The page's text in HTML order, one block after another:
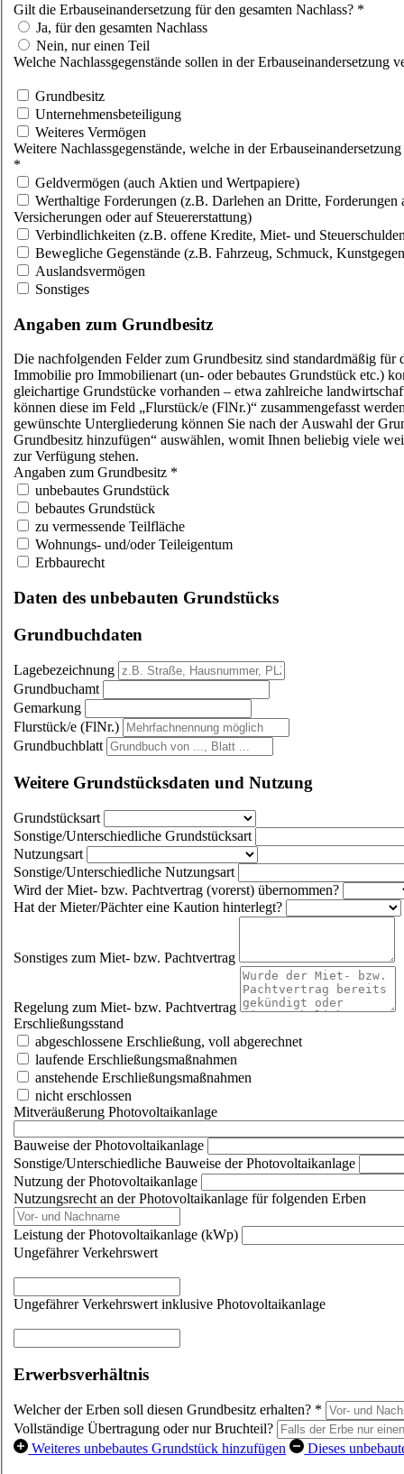
Gilt die Erbauseinandersetzung für den gesamten Nachlass? *
Ja, für den gesamten Nachlass
Nein, nur einen Teil
Welche Nachlassgegenstände sollen in der Erbauseinandersetzung
Grundbesitz
Unternehmensbeteiligung
Weiteres Vermögen
Weitere Nachlassgegenstände, welche in der
*
Geldvermögen (auch Aktien und Wertpapiere)
Werthaltige Forderungen (z.B. Darlehen an Dritte, Forderungen
Versicherungen oder auf Steuererstattung)
Verbindlichkeiten (z.B. offene Kredite, Miet- und
Bewegliche Gegenstände (z.B. Fahrzeug, Schmuck,
Auslandsvermögen
Sonstiges
Angaben zum Grundbesitz
Die nachfolgenden Felder zum Grundbesitz sind standardmäßig für
Immobilie pro Immobilienart (un- oder bebautes Grundstück etc.)
gleichartige Grundstücke vorhanden – etwa zahlreiche
können diese im Feld „Flurstück/e (FlNr.)“ zusammengefasst
gewünschte Untergliederung können Sie nach der Auswahl der
Grundbesitz hinzufügen“ auswählen, womit Ihnen beliebig viele
zur Verfügung stehen.
Angaben zum Grundbesitz *
unbebautes Grundstück
bebautes Grundstück
zu vermessende Teilfläche
Wohnungs- und/oder Teileigentum
Erbbaurecht
Daten des unbebauten Grundstücks
Grundbuchdaten
Lagebezeichnung
Grundbuchamt
Gemarkung
Flurstück/e (FlNr.)
Grundbuchblatt
Weitere Grundstücksdaten und Nutzung
Grundstücksart
Sonstige/Unterschiedliche Grundstücksart
Nutzungsart
Sonstige/Unterschiedliche Nutzungsart
Wird der Miet- bzw. Pachtvertrag (vorerst) übernommen?
Hat der Mieter/Pächter eine Kaution hinterlegt?
Sonstiges zum Miet- bzw. Pachtvertrag
Regelung zum Miet- bzw. Pachtvertrag
Erschließungsstand
abgeschlossene Erschließung, voll abgerechnet
laufende Erschließungsmaßnahmen
anstehende Erschließungsmaßnahmen
nicht erschlossen
Mitveräußerung Photovoltaikanlage
Bauweise der Photovoltaikanlage
Sonstige/Unterschiedliche Bauweise der Photovoltaikanlage
Nutzung der Photovoltaikanlage
Nutzungsrecht an der Photovoltaikanlage für folgenden Erben
Leistung der Photovoltaikanlage (kWp)
Ungefährer Verkehrswert
Ungefährer Verkehrswert inklusive Photovoltaikanlage
Erwerbsverhältnis
Welcher der Erben soll diesen Grundbesitz erhalten? *
Vollständige Übertragung oder nur Bruchteil?
Weiteres unbebautes Grundstück hinzufügen
Dieses